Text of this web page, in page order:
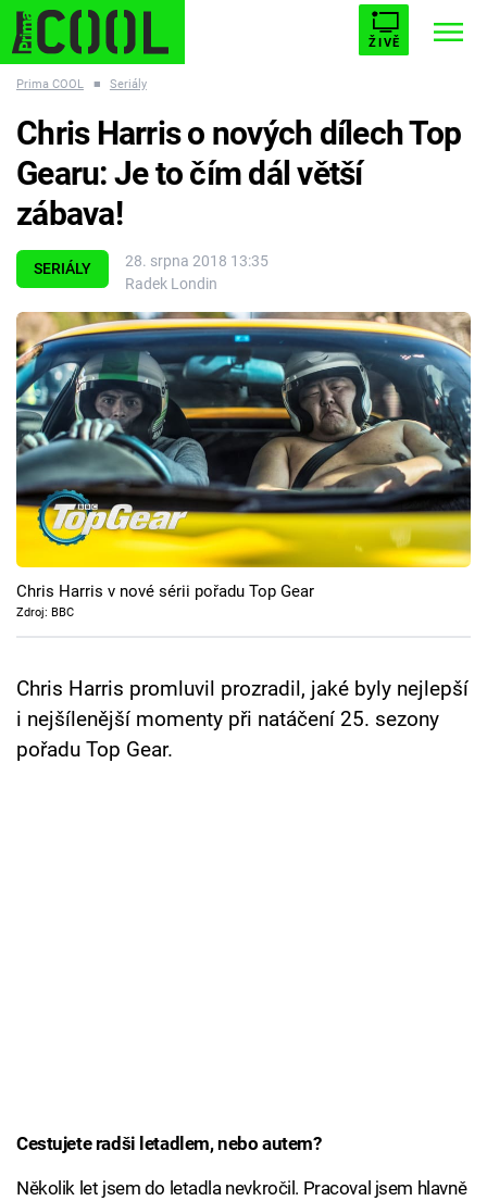
ŽIVĚ
ESCAPE PLNEJ KOTEL AVENGERS 5
Témata
Filmy
Seriály
Hry
Cool Esport
Pořady
TV Program
Přihlášení
Prima COOL ■ Seriály
SERIÁLY
28. srpna 2018 13:35
Radek Londin
Chris Harris o nových dílech Top
Gearu: Je to čím dál větší
zábava!
Chris Harris v nové sérii pořadu Top Gear
Zdroj: BBC
Chris Harris promluvil prozradil, jaké byly nejlepší
i nejšílenější momenty při natáčení 25. sezony
pořadu Top Gear.
Cestujete radši letadlem, nebo autem?
Několik let jsem do letadla nevkročil. Pracoval jsem hlavně